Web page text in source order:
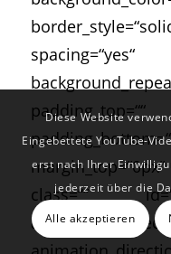
class=““
Diese Website
Eingebettete YouTube-
erst nach Ihrer
jederzeit über die
Alle akzeptieren